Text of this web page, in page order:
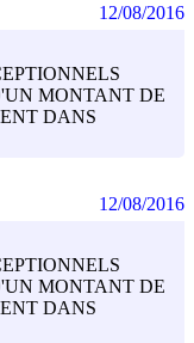
MONTANT DE
DANS
12/08/2016
MONTANT DE
DANS
12/08/2016